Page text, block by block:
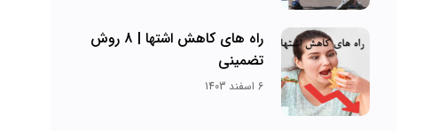
راه های کاهش اشتها | 8 روش
تضمینی
6 اسفند 1403